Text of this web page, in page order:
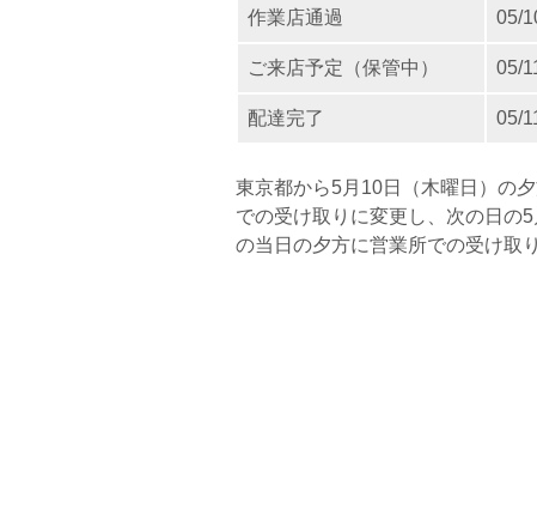
作業店通過 05/
ご来店予定（保管中） 05/
配達完了 05/
東京都から5月10日（木曜日）の
での受け取りに変更し、次の日の
の当日の夕方に営業所での受け取